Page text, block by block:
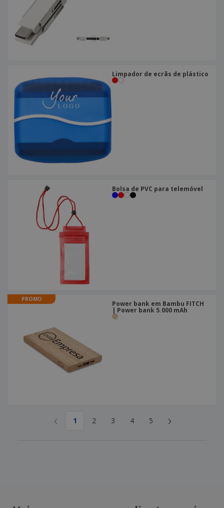
Limpador de ecrãs de plástico
Bolsa de PVC para telemóvel
PROMO
Power bank em Bambu FITCH
| Power bank 5.000 mAh
‹ 1 2 3 4 5 ›